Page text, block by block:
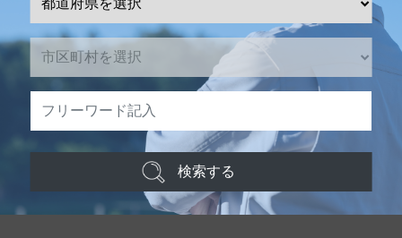
検索する